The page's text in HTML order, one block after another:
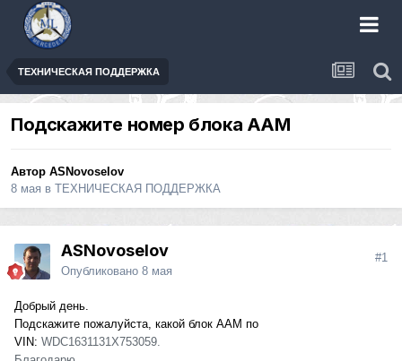
ТЕХНИЧЕСКАЯ ПОДДЕРЖКА
Подскажите номер блока ААМ
Автор ASNovoselov
8 мая в ТЕХНИЧЕСКАЯ ПОДДЕРЖКА
ASNovoselov
Опубликовано 8 мая
#1
Добрый день.
Подскажите пожалуйста, какой блок ААМ по
VIN: WDC1631131X753059.